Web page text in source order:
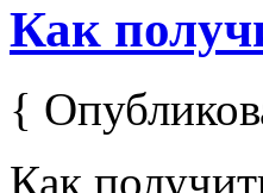
Как
{
Как